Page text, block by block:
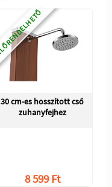
ELŐRENDELHETŐ
30 cm-es hosszított cső
zuhanyfejhez
8 599 Ft